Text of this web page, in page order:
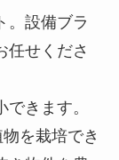
。設備ブラ
任せくださ
きます。
を栽培でき